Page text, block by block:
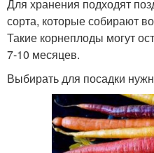
Для хранения подходят
сорта, которые собирают
Такие корнеплоды могут
7-10 месяцев.
Выбирать для посадки